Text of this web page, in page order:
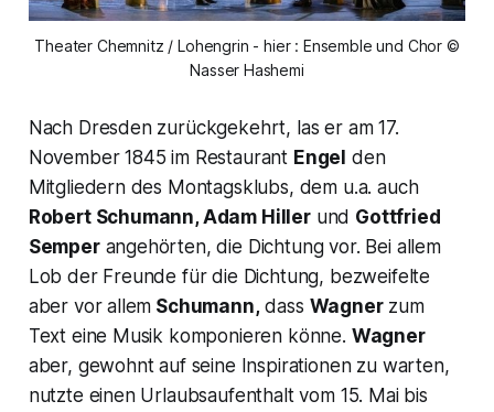
Theater Chemnitz / Lohengrin - hier : Ensemble und Chor ©
Nasser Hashemi
Nach Dresden zurückgekehrt, las er am 17.
November 1845 im Restaurant Engel den
Mitgliedern des Montagsklubs, dem u.a. auch
Robert Schumann, Adam Hillerund Gottfried
Semperangehörten, die Dichtung vor. Bei allem
Lob der Freunde für die Dichtung, bezweifelte
aber vor allem Schumann,dass Wagnerzum
Text eine Musik komponieren könne. Wagner
aber, gewohnt auf seine Inspirationen zu warten,
nutzte einen Urlaubsaufenthalt vom 15. Mai bis